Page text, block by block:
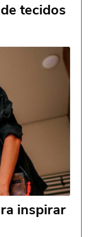
tecidos
inspirar